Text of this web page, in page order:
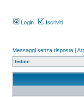
Login Iscriviti
Messaggi senza risposta |
Indice